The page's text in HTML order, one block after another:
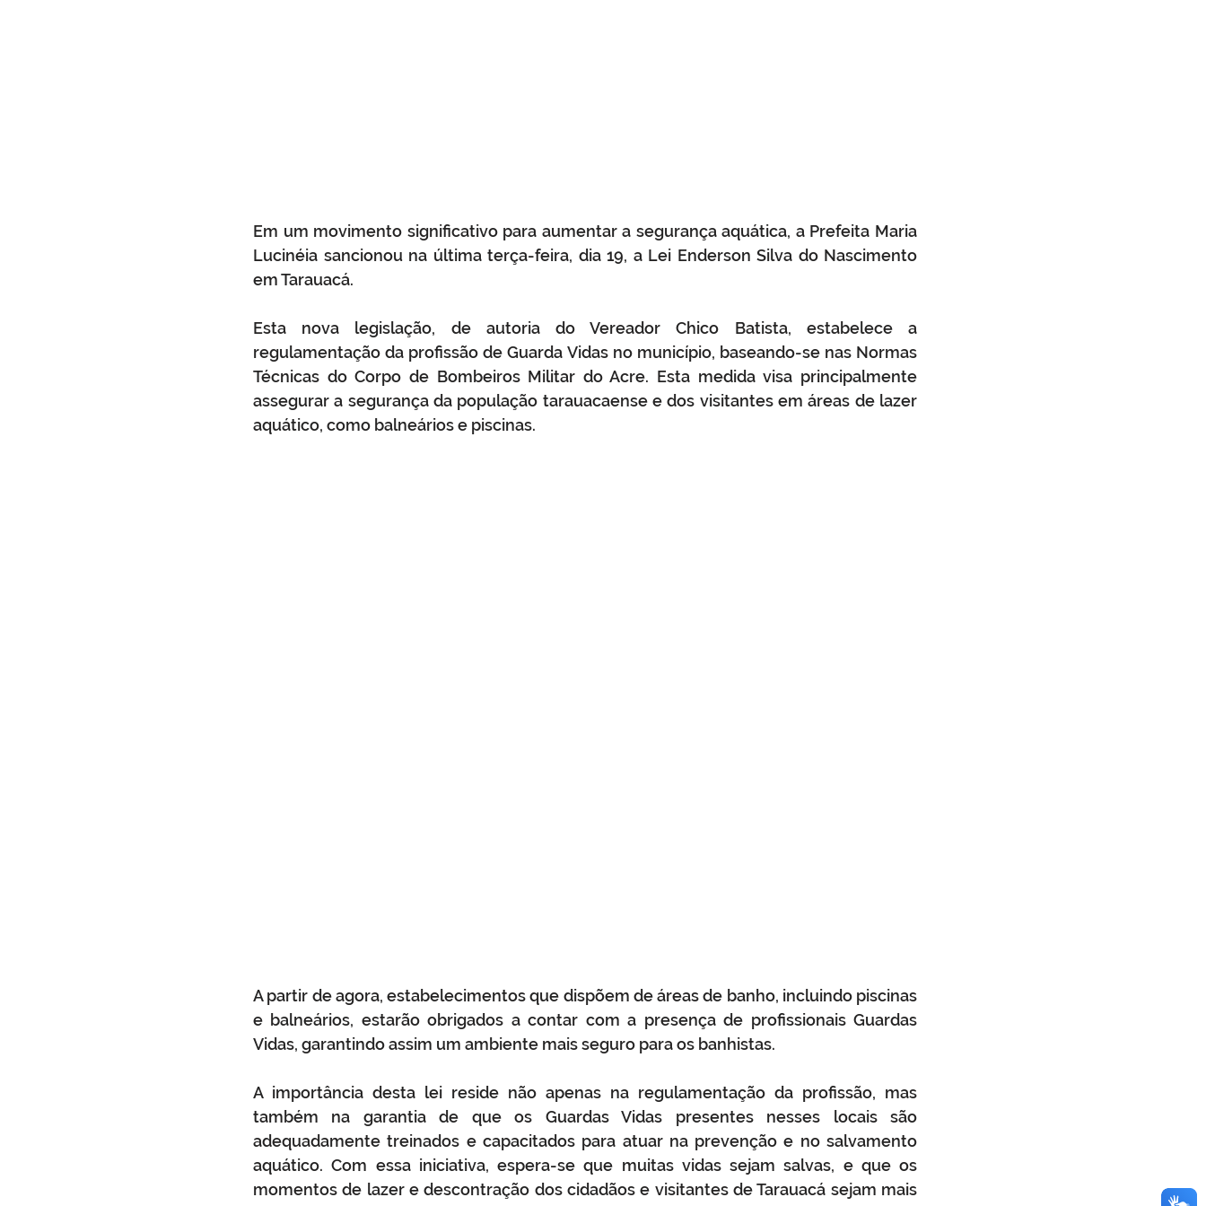
Em um movimento significativo para aumentar a segurança aquática, a Prefeita Maria
Lucinéia sancionou na última terça-feira, dia 19, a Lei Enderson Silva do Nascimento
em Tarauacá.
Esta nova legislação, de autoria do Vereador Chico Batista, estabelece a
regulamentação da profissão de Guarda Vidas no município, baseando-se nas Normas
Técnicas do Corpo de Bombeiros Militar do Acre. Esta medida visa principalmente
assegurar a segurança da população tarauacaense e dos visitantes em áreas de lazer
aquático, como balneários e piscinas.
A partir de agora, estabelecimentos que dispõem de áreas de banho, incluindo piscinas
e balneários, estarão obrigados a contar com a presença de profissionais Guardas
Vidas, garantindo assim um ambiente mais seguro para os banhistas.
A importância desta lei reside não apenas na regulamentação da profissão, mas
também na garantia de que os Guardas Vidas presentes nesses locais são
adequadamente treinados e capacitados para atuar na prevenção e no salvamento
aquático. Com essa iniciativa, espera-se que muitas vidas sejam salvas, e que os
momentos de lazer e descontração dos cidadãos e visitantes de Tarauacá sejam mais